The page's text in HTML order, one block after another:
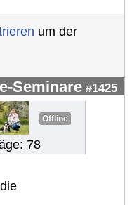
um der
Seminare #1425
Offline
78